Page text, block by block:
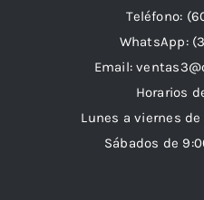
Teléfono:
WhatsApp:
Email:
Horarios
Lunes a viernes
Sábados de